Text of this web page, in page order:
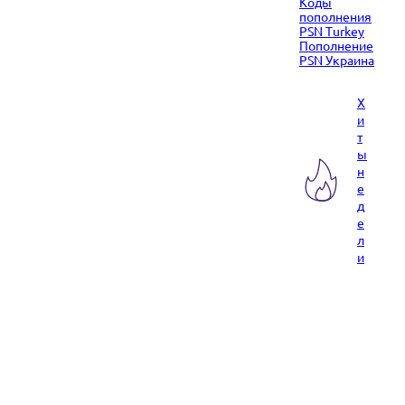
пополнения
PSN Turkey
Пополнение
PSN Украина
Х
и
т
ы
н
е
д
е
л
и